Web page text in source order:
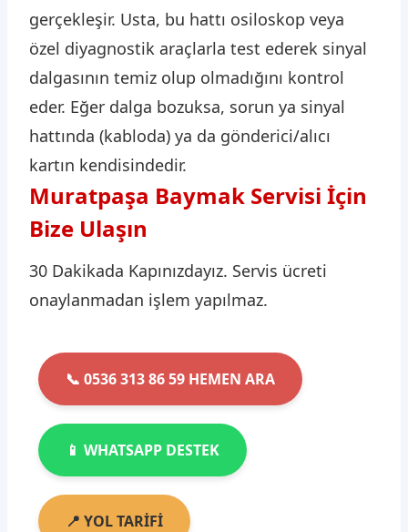
gerçekleşir. Usta, bu hattı osiloskop veya
özel diyagnostik araçlarla test ederek sinyal
dalgasının temiz olup olmadığını kontrol
eder. Eğer dalga bozuksa, sorun ya sinyal
hattında (kabloda) ya da gönderici/alıcı
kartın kendisindedir.
Muratpaşa Baymak Servisi İçin
Bize Ulaşın
30 Dakikada Kapınızdayız. Servis ücreti
onaylanmadan işlem yapılmaz.
📞 0536 313 86 59 HEMEN ARA
📱 WHATSAPP DESTEK
📍 YOL TARİFİ